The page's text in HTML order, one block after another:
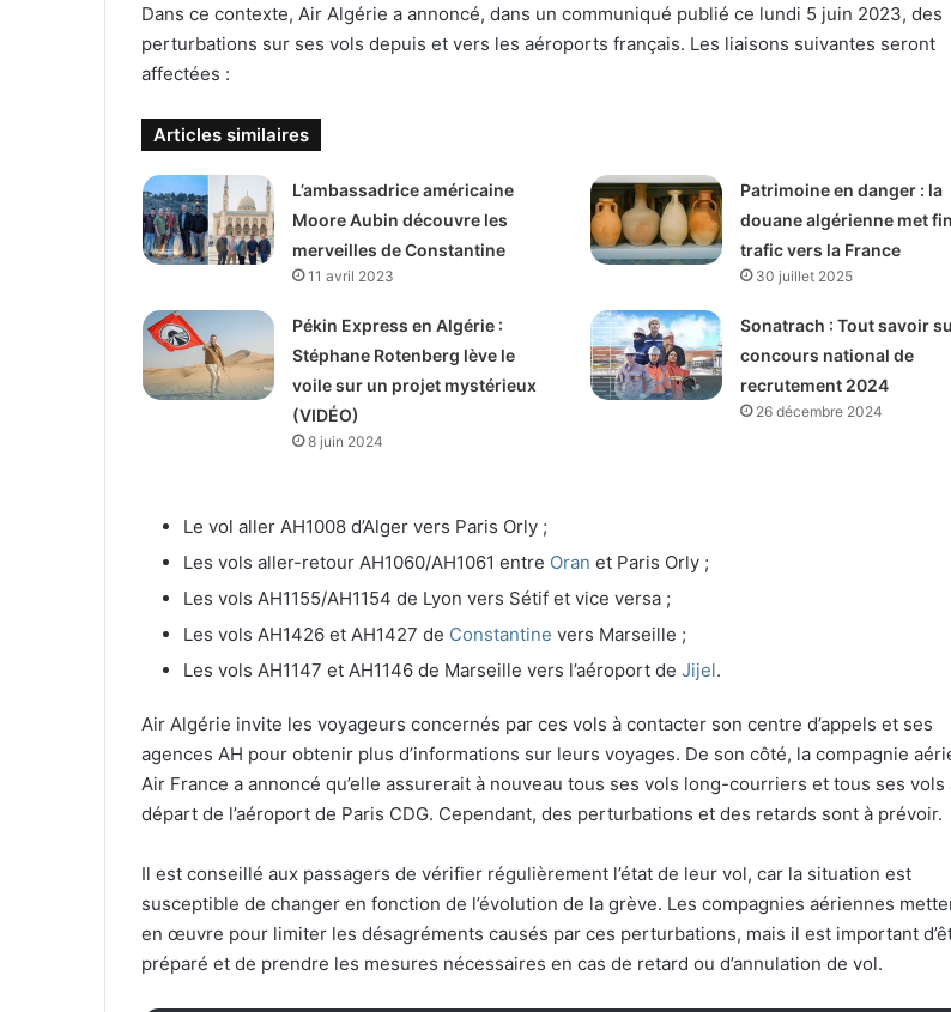
Dans ce contexte, Air Algérie a annoncé, dans un communiqué publié ce lundi 5 juin 2023, des
perturbations sur ses vols depuis et vers les aéroports français. Les liaisons suivantes seront
affectées :
Articles similaires
L’ambassadrice américaine
Moore Aubin découvre les
merveilles de Constantine
11 avril 2023
Patrimoine en danger : la
douane algérienne met
trafic vers la France
30 juillet 2025
Pékin Express en Algérie :
Stéphane Rotenberg lève le
voile sur un projet mystérieux
(VIDÉO)
8 juin 2024
Sonatrach : Tout savoir
concours national de
recrutement 2024
26 décembre 2024
Le vol aller AH1008 d’Alger vers Paris Orly ;
Les vols aller-retour AH1060/AH1061 entre Oran et Paris Orly ;
Les vols AH1155/AH1154 de Lyon vers Sétif et vice versa ;
Les vols AH1426 et AH1427 de Constantine vers Marseille ;
Les vols AH1147 et AH1146 de Marseille vers l’aéroport de Jijel.
Air Algérie invite les voyageurs concernés par ces vols à contacter son centre d’appels et ses
agences AH pour obtenir plus d’informations sur leurs voyages. De son côté, la compagnie
Air France a annoncé qu’elle assurerait à nouveau tous ses vols long-courriers et tous ses vols
départ de l’aéroport de Paris CDG. Cependant, des perturbations et des retards sont à prévoir.
Il est conseillé aux passagers de vérifier régulièrement l’état de leur vol, car la situation est
susceptible de changer en fonction de l’évolution de la grève. Les compagnies aériennes
en œuvre pour limiter les désagréments causés par ces perturbations, mais il est important
préparé et de prendre les mesures nécessaires en cas de retard ou d’annulation de vol.